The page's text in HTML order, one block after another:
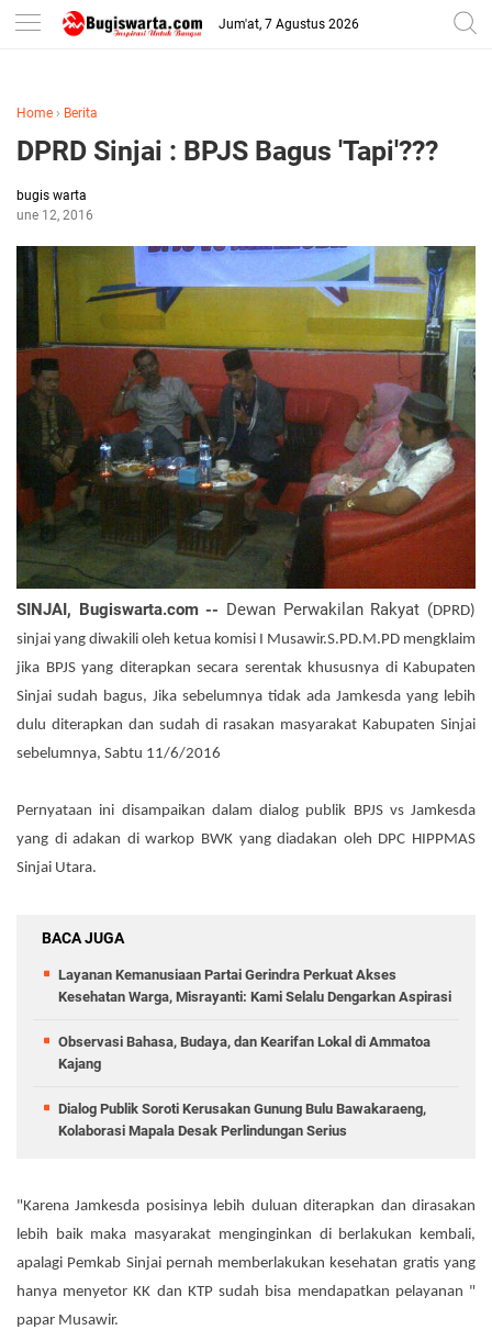
-->
Jum'at, 7 Agustus 2026
Home › Berita
DPRD Sinjai : BPJS Bagus 'Tapi'???
bugis warta
June 12, 2016
SINJAI, Bugiswarta.com -- Dewan Perwakilan Rakyat (DPRD)
sinjai yang diwakili oleh ketua komisi I Musawir.S.PD.M.PD mengklaim
jika BPJS yang diterapkan secara serentak khususnya di Kabupaten
Sinjai sudah bagus, Jika sebelumnya tidak ada Jamkesda yang lebih
dulu diterapkan dan sudah di rasakan masyarakat Kabupaten Sinjai
sebelumnya, Sabtu 11/6/2016
Pernyataan ini disampaikan dalam dialog publik BPJS vs Jamkesda
yang di adakan di warkop BWK yang diadakan oleh DPC HIPPMAS
Sinjai Utara.
BACA JUGA
Layanan Kemanusiaan Partai Gerindra Perkuat Akses
Kesehatan Warga, Misrayanti: Kami Selalu Dengarkan Aspirasi
Observasi Bahasa, Budaya, dan Kearifan Lokal di Ammatoa
Kajang
Dialog Publik Soroti Kerusakan Gunung Bulu Bawakaraeng,
Kolaborasi Mapala Desak Perlindungan Serius
"Karena Jamkesda posisinya lebih duluan diterapkan dan dirasakan
lebih baik maka masyarakat menginginkan di berlakukan kembali,
apalagi Pemkab Sinjai pernah memberlakukan kesehatan gratis yang
hanya menyetor KK dan KTP sudah bisa mendapatkan pelayanan "
papar Musawir.